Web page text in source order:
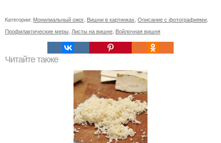
Категории: Монилиальный ожог Вишни в картинках Описание с фотографиями
Профилактические меры Листы на вишне Войлочная вишня
Читайте также